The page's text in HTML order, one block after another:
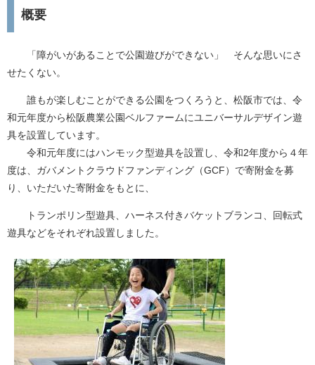
概要
「障がいがあることで公園遊びができない」 そんな思いにさ
せたくない。
誰もが楽しむことができる公園をつくろうと、松阪市では、令
和元年度から松阪農業公園ベルファームにユニバーサルデザイン遊
具を設置しています。
令和元年度にはハンモック型遊具を設置し、令和2年度から４年
度は、ガバメントクラウドファンディング（GCF）で寄附金を募
り、いただいた寄附金をもとに、
トランポリン型遊具、ハーネス付きバケットブランコ、回転式
遊具などをそれぞれ設置しました。